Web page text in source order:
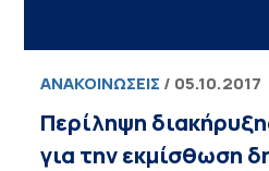
ΑΝΑΚΟΙΝΏΣΕΙΣ / 05.10.2017
Περίληψη
για την εκμίσθωση